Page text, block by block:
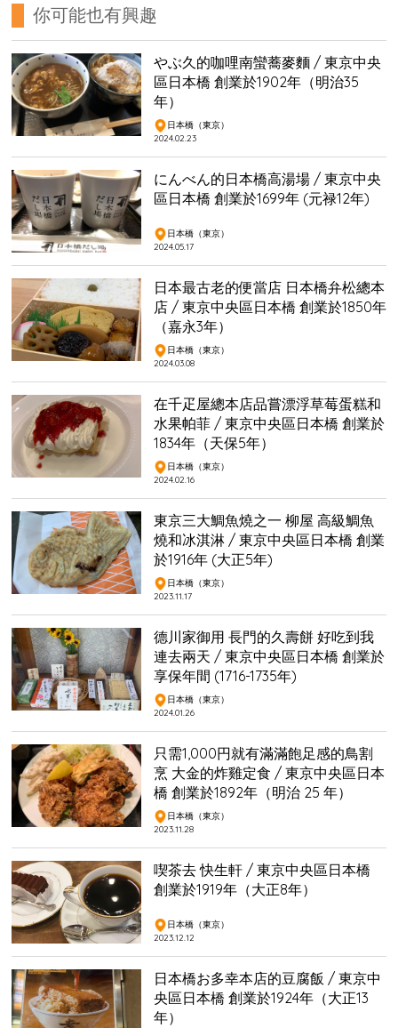
你可能也有興趣
やぶ久的咖哩南蠻蕎麥麵 / 東京中央
區日本橋 創業於1902年（明治35
年）
日本橋（東京）
2024.02.23
にんべん的日本橋高湯場 / 東京中央
區日本橋 創業於1699年 (元禄12年)
日本橋（東京）
2024.05.17
日本最古老的便當店 日本橋弁松總本
店 / 東京中央區日本橋 創業於1850年
（嘉永3年）
日本橋（東京）
2024.03.08
在千疋屋總本店品嘗漂浮草莓蛋糕和
水果帕菲 / 東京中央區日本橋 創業於
1834年（天保5年）
日本橋（東京）
2024.02.16
東京三大鯛魚燒之一 柳屋 高級鯛魚
燒和冰淇淋 / 東京中央區日本橋 創業
於1916年 (大正5年)
日本橋（東京）
2023.11.17
德川家御用 長門的久壽餅 好吃到我
連去兩天 / 東京中央區日本橋 創業於
享保年間 (1716-1735年)
日本橋（東京）
2024.01.26
只需1,000円就有滿滿飽足感的鳥割
烹 大金的炸雞定食 / 東京中央區日本
橋 創業於1892年（明治 25 年）
日本橋（東京）
2023.11.28
喫茶去 快生軒 / 東京中央區日本橋
創業於1919年（大正8年）
日本橋（東京）
2023.12.12
日本橋お多幸本店的豆腐飯 / 東京中
央區日本橋 創業於1924年（大正13
年）